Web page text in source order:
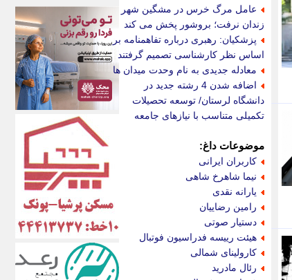
عامل مرگ خرس در مشگین شهر
زندان نرفت؛ بروشور پخش می کند
پزشکیان: رهبری درباره تفاهمنامه بر
اساس نظر کارشناسی تصمیم گرفتند
معادله جدیدی به نام وحدت میدان ها
اضافه شدن 4 رشته جدید در
دانشگاه لرستان/ توسعه تحصیلات
تکمیلی متناسب با نیازهای جامعه
موضوعات داغ:
کاربران ایرانی
نیما شاهرخ شاهی
یارانه نقدی
رامین رضاییان
دستیار صوتی
هیئت رییسه فدراسیون فوتبال
کارولینای شمالی
رئال مادرید
اکوفارس
اکونگار
اکونیوز
الف
انتشار آنلاین
اندیشه قرن
اندیشه معاصر
اندیشه ها
انرژی پرس
ای استخدام
ایتنا
ایراف
ایران آرت
ایران آنلاین
ایران زندگی
ایران فوری
ایرانی روز
ایرانیتال